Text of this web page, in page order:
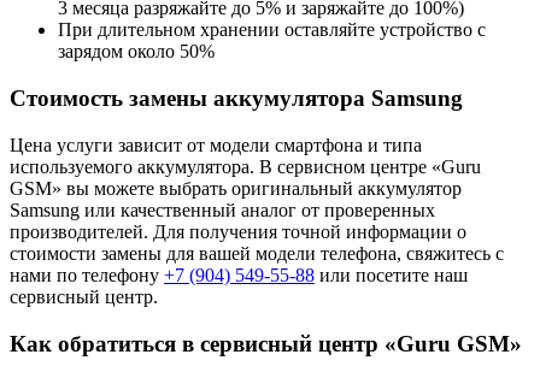
3 месяца разряжайте до 5% и заряжайте до 100%)
При длительном хранении оставляйте устройство с
зарядом около 50%
Стоимость замены аккумулятора Samsung
Цена услуги зависит от модели смартфона и типа
используемого аккумулятора. В сервисном центре «Guru
GSM» вы можете выбрать оригинальный аккумулятор
Samsung или качественный аналог от проверенных
производителей. Для получения точной информации о
стоимости замены для вашей модели телефона, свяжитесь с
нами по телефону +7 (904) 549-55-88 или посетите наш
сервисный центр.
Как обратиться в сервисный центр «Guru GSM»